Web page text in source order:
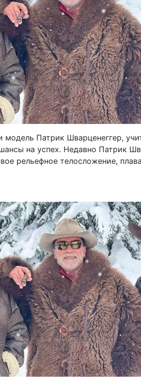
Патрик Шварценеггер,
на успех. Недавно Патрик
рельефное телосложение,